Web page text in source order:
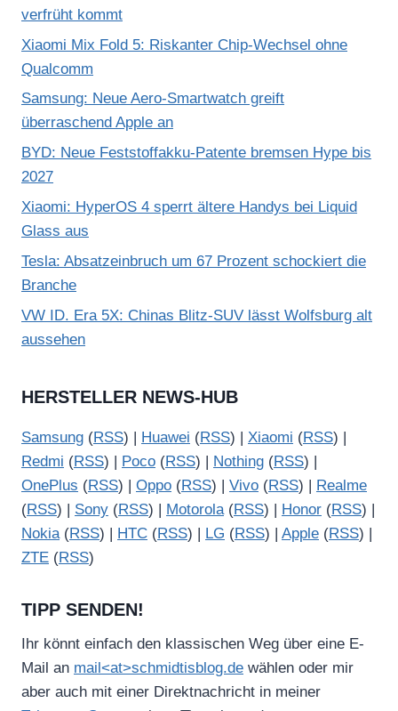
verfrüht kommt
Xiaomi Mix Fold 5: Riskanter Chip-Wechsel ohne
Qualcomm
Samsung: Neue Aero-Smartwatch greift
überraschend Apple an
BYD: Neue Feststoffakku-Patente bremsen Hype bis
2027
Xiaomi: HyperOS 4 sperrt ältere Handys bei Liquid
Glass aus
Tesla: Absatzeinbruch um 67 Prozent schockiert die
Branche
VW ID. Era 5X: Chinas Blitz-SUV lässt Wolfsburg alt
aussehen
HERSTELLER NEWS-HUB
Samsung (RSS) | Huawei (RSS) | Xiaomi (RSS) |
Redmi (RSS) | Poco (RSS) | Nothing (RSS) |
OnePlus (RSS) | Oppo (RSS) | Vivo (RSS) |
Realme
(RSS) | Sony (RSS) | Motorola(RSS) | Honor (RSS) |
Nokia(RSS) | HTC (RSS) | LG (RSS) | Apple (RSS) |
ZTE (RSS)
TIPP SENDEN!
Ihr könnt einfach den klassischen Weg über eine E-
Mail an mail<at>schmidtisblog.de wählen oder mir
aber auch mit einer Direktnachricht in meiner